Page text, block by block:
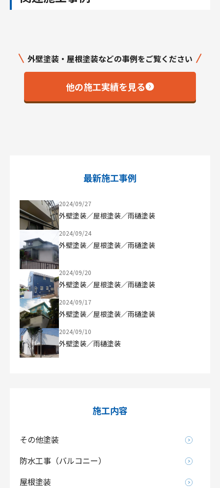
外壁塗装・屋根塗装などの事例をご覧ください
他の施工実績を見る
最新施工事例
2024/09/27
外壁塗装／屋根塗装／雨樋塗装
2024/09/24
外壁塗装／屋根塗装／雨樋塗装
2024/09/20
外壁塗装／屋根塗装／雨樋塗装
2024/09/17
外壁塗装／屋根塗装／雨樋塗装
2024/09/10
外壁塗装／雨樋塗装
施工内容
その他塗装
防水工事（バルコニー）
屋根塗装